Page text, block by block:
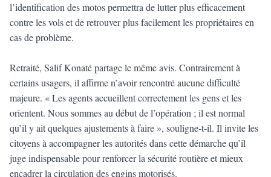
l’identification des motos permettra de lutter plus efficacement
contre les vols et de retrouver plus facilement les propriétaires en
cas de problème.
Retraité, Salif Konaté partage le même avis. Contrairement à
certains usagers, il affirme n’avoir rencontré aucune difficulté
majeure. « Les agents accueillent correctement les gens et les
orientent. Nous sommes au début de l’opération ; il est normal
qu’il y ait quelques ajustements à faire », souligne-t-il. Il invite les
citoyens à accompagner les autorités dans cette démarche qu’il
juge indispensable pour renforcer la sécurité routière et mieux
encadrer la circulation des engins motorisés.